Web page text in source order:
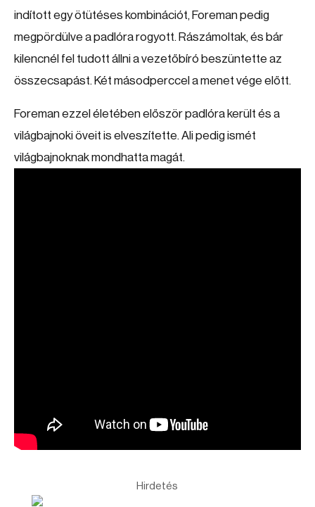
indított egy ötütéses kombinációt, Foreman pedig
megpördülve a padlóra rogyott. Rászámoltak, és bár
kilencnél fel tudott állni a vezetőbíró beszüntette az
összecsapást. Két másodperccel a menet vége előtt.
Foreman ezzel életében először padlóra került és a
világbajnoki öveit is elveszítette. Ali pedig ismét
világbajnoknak mondhatta magát.
Hirdetés